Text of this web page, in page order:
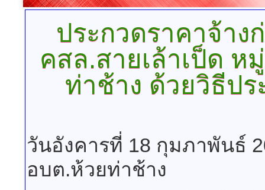
ประกวดราคาจ้าง
คสล.สายเล้าเป็ด
ท่าช้าง ด้วยวิธีปร
วันอังคารที่ 18 กุมภาพันธ์
อบต.ห้วยท่าช้าง